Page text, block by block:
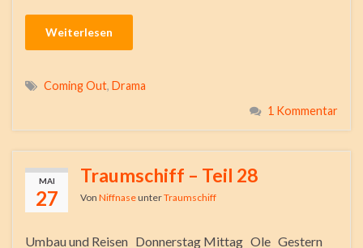
Weiterlesen
Coming Out, Drama
1 Kommentar
MAI
27
Traumschiff – Teil 28
Von NiffnaseunterTraumschiff
Umbau und Reisen Donnerstag Mittag Ole Gestern